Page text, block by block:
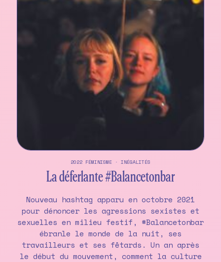
2022 FÉMINISME · INÉGALITÉS
La déferlante #Balancetonbar
Nouveau hashtag apparu en octobre 2021
pour dénoncer les agressions sexistes et
sexuelles en milieu festif, #Balancetonbar
ébranle le monde de la nuit, ses
travailleurs et ses fêtards. Un an après
le début du mouvement, comment la culture